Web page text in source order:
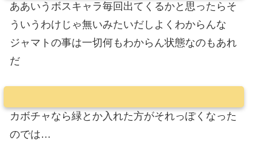
ああいうボスキャラ毎回出てくるかと思ったらそ
ういうわけじゃ無いみたいだしよくわからんな
ジャマトの事は一切何もわからん状態なのもあれ
だ
カボチャなら緑とか入れた方がそれっぽくなった
のでは…